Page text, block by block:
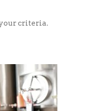
criteria.